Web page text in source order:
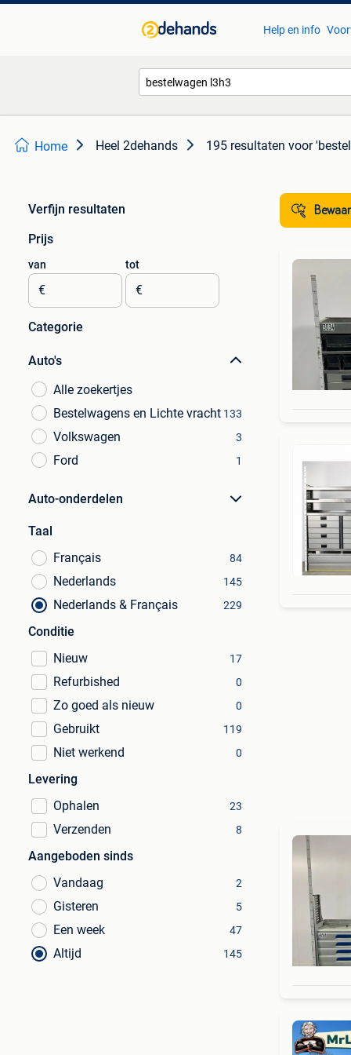
Help en info
Home Heel 2dehands 195 resultaten voor
Verfijn resultaten
Prijs
van
€
tot
€
Categorie
Auto's
Alle zoekertjes
Bestelwagens en Lichte vracht 133
Volkswagen 3
Ford 1
Auto-onderdelen
Taal
Français
84
Nederlands 145
Nederlands & Français 229
Conditie
Nieuw
17
Refurbished 0
Zo goed als nieuw 0
Gebruikt 119
Niet werkend 0
Levering
Ophalen
23
Verzenden 8
Aangeboden sinds
Vandaag
2
Gisteren 5
Een week 47
Altijd 145